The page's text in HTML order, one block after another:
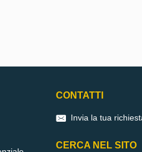
CONTATTI
Invia la tua
CERCA NEL SITO